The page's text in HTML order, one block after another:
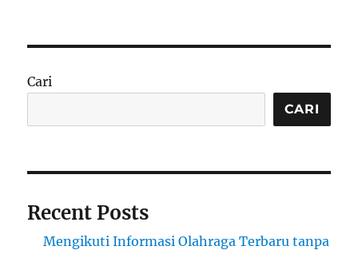
Tercepat
Dunia
km/jam
Cari
CARI
Recent Posts
Mengikuti Informasi Olahraga Terbaru tanpa